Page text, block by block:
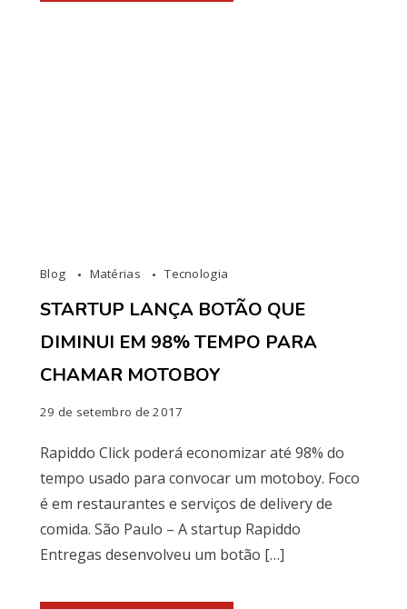
Blog Matérias Tecnologia
STARTUP LANÇA BOTÃO QUE
DIMINUI EM 98% TEMPO PARA
CHAMAR MOTOBOY
29 de setembro de 2017
Rapiddo Click poderá economizar até 98% do
tempo usado para convocar um motoboy. Foco
é em restaurantes e serviços de delivery de
comida. São Paulo – A startup Rapiddo
Entregas desenvolveu um botão […]